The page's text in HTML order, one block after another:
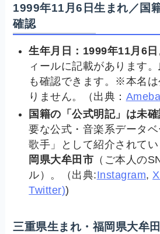
1999年11月6日生まれ／国
確認
生年月日：1999年11月6日
ィールに記載があります。
も確認できます。※本名は
りません。（出典：
国籍の「公式明記」は未
要な公式・音楽系データ
歌手」として紹介されてい
岡県大牟田市 （ご本人の
ル）。（出典:Instagram,
Twitter))
三重県生まれ・福岡県大牟